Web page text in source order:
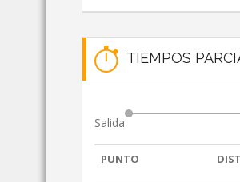
TIEMPOS
Salida
PUNTO